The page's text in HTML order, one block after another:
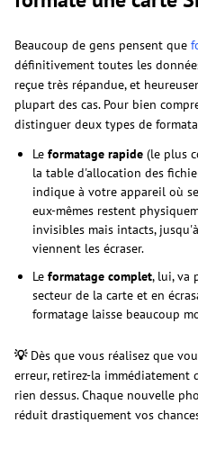
Beaucoup de gens pensent que
définitivement toutes les
reçue très répandue, et
plupart des cas. Pour bien
distinguer deux types de
Le formatage rapide (le plus
la table d'allocation des
indique à votre appareil où
eux-mêmes restent
invisibles mais intacts,
viennent les écraser.
Le formatage complet, lui, va
secteur de la carte et en
formatage laisse beaucoup
💡 Dès que vous réalisez que
erreur, retirez-la
rien dessus. Chaque nouvelle
réduit drastiquement vos